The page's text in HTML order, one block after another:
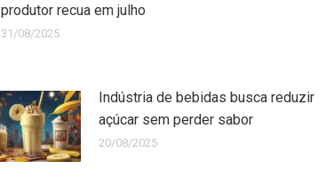
produtor recua em julho
31/08/2025
Indústria de bebidas busca reduzir
açúcar sem perder sabor
20/08/2025